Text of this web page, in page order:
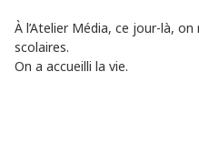
À l’Atelier Média, ce jour-là, on
scolaires.
On a accueilli la vie.